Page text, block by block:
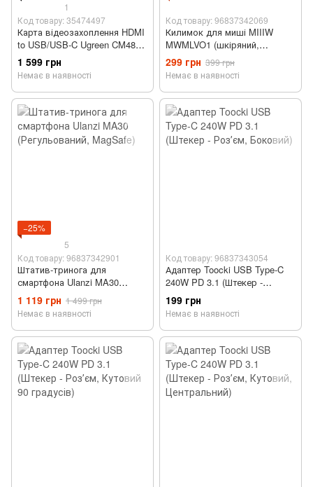
1
Код товару: 35474497
Карта відеозахоплення HDMI
to USB/USB-C Ugreen CM489
(4K 60 Гц, 1080P 30 Гц)
1 599 грн
Немає в наявності
Код товару: 96837342069
Килимок для миші MIIIW
MWMLVO1 (шкіряний,
600x400 мм, Black)
299 грн 399 грн
Немає в наявності
−25%
5
Код товару: 96837342901
Штатив-тринога для
смартфона Ulanzi MA30
(Регульований, MagSafe)
1 119 грн 1 499 грн
Немає в наявності
Код товару: 96837343054
Адаптер Toocki USB Type‑C
240W PD 3.1 (Штекер -
Розʼєм, Боковий)
199 грн
Немає в наявності